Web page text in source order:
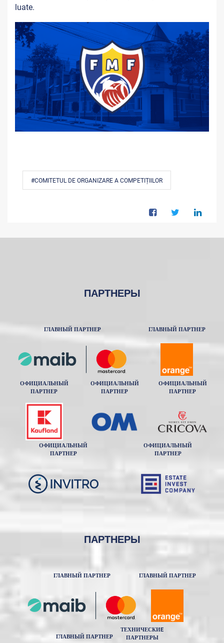
luate.
#COMITETUL DE ORGANIZARE A COMPETIȚIILOR
ПАРТНЕРЫ
ГЛАВНЫЙ ПАРТНЕР ГЛАВНЫЙ ПАРТНЕР
ОФИЦИАЛЬНЫЙ
ПАРТНЕР
ОФИЦИАЛЬНЫЙ
ПАРТНЕР
ОФИЦИАЛЬНЫЙ
ПАРТНЕР
ОФИЦИАЛЬНЫЙ
ПАРТНЕР
ОФИЦИАЛЬНЫЙ
ПАРТНЕР
ПАРТНЕРЫ
ГЛАВНЫЙ ПАРТНЕР ГЛАВНЫЙ ПАРТНЕР
ГЛАВНЫЙ ПАРТНЕР
ТЕХНИЧЕСКИE
ПАРТНЕРЫ